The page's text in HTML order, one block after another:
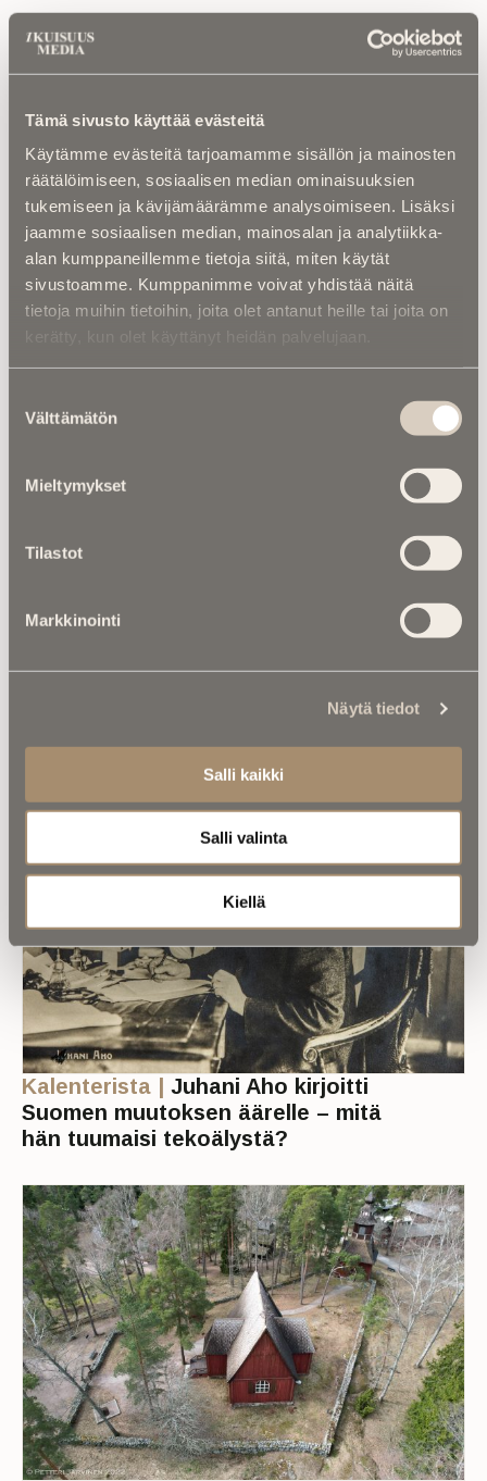
Tämä sivusto käyttää evästeitä
Käytämme evästeitä tarjoamamme sisällön ja mainosten
räätälöimiseen, sosiaalisen median ominaisuuksien
tukemiseen ja kävijämäärämme analysoimiseen. Lisäksi
jaamme sosiaalisen median, mainosalan ja analytiikka-
alan kumppaneillemme tietoja siitä, miten käytät
sivustoamme. Kumppanimme voivat yhdistää näitä
tietoja muihin tietoihin, joita olet antanut heille tai joita on
kerätty, kun olet käyttänyt heidän palvelujaan.
valinta
Välttämätön
Mieltymykset
Tilastot
Markkinointi
Näytä tiedot
Salli kaikki
Salli valinta
Kiellä
Kuolinuutiset | “Yksi taivas kaiken yllä” –
hiihtovaelluksella Lapissa
Kalenterista | Ior Bock – Mytologi ja
tarinankertoja kuoli väkivaltaisesti
Kalenterista | Jarno Saarinen muistetaan –
Paronin tie ei päättynyt Monzaan
Kuolema koskettaa | RebelWerksin Aatu
“Mulla on ihan kiire elää”
hautapaikka ”omistetaan”, ja miten
Luitko jo nämä?
Kalenterista | Juhani Aho kirjoitti
Suomen muutoksen äärelle – mitä
hän tuumaisi tekoälystä?